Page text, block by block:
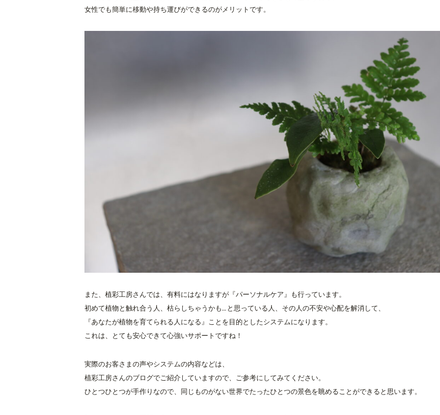
女性でも簡単に移動や持ち運びができるのがメリットです。
また、植彩工房さんでは、有料にはなりますが『パーソナルケア』も行っています。
初めて植物と触れ合う人、枯らしちゃうかも…と思っている人、その人の不安や心配を解消して、
『あなたが植物を育てられる人になる』ことを目的としたシステムになります。
これは、とても安心できて心強いサポートですね！
実際のお客さまの声やシステムの内容などは、
植彩工房さんのブログでご紹介していますので、ご参考にしてみてください。
ひとつひとつが手作りなので、同じものがない世界でたったひとつの景色を眺めることができると思います。